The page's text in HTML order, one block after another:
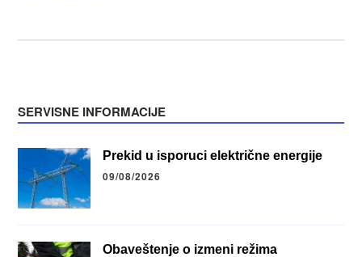
SERVISNE INFORMACIJE
Prekid u isporuci električne energije
09/08/2026
Obaveštenje o izmeni režima